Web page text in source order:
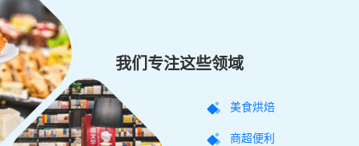
我们专注这些领域
美食烘焙
商超便利